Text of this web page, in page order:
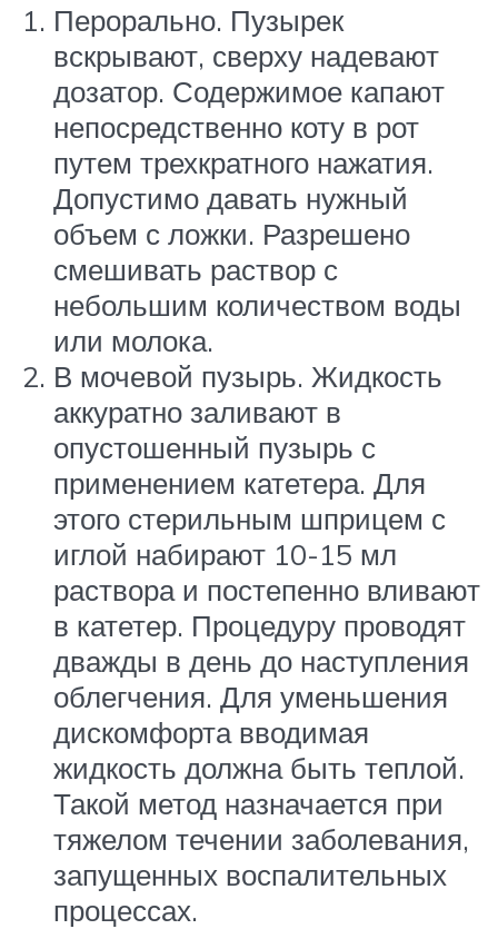
Перорально. Пузырек
вскрывают, сверху надевают
дозатор. Содержимое капают
непосредственно коту в рот
путем трехкратного нажатия.
Допустимо давать нужный
объем с ложки. Разрешено
смешивать раствор с
небольшим количеством воды
или молока.
В мочевой пузырь. Жидкость
аккуратно заливают в
опустошенный пузырь с
применением катетера. Для
этого стерильным шприцем с
иглой набирают 10-15 мл
раствора и постепенно вливают
в катетер. Процедуру проводят
дважды в день до наступления
облегчения. Для уменьшения
дискомфорта вводимая
жидкость должна быть теплой.
Такой метод назначается при
тяжелом течении заболевания,
запущенных воспалительных
процессах.